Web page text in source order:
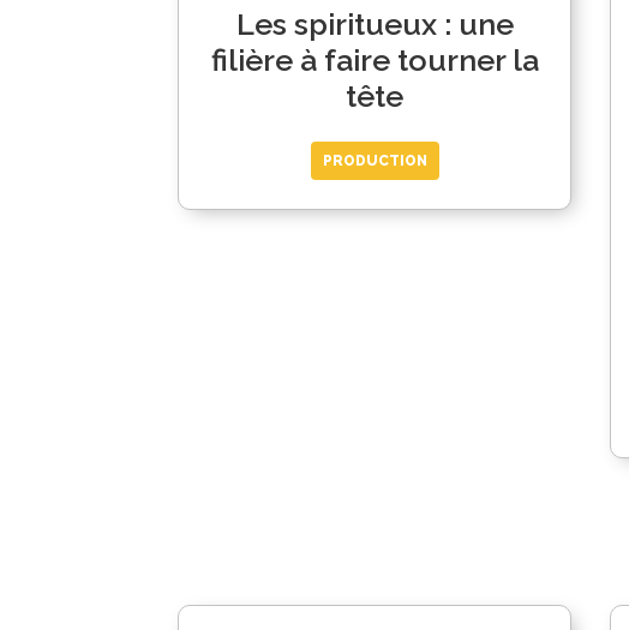
Les spiritueux : une
filière à faire tourner la
tête
PRODUCTION